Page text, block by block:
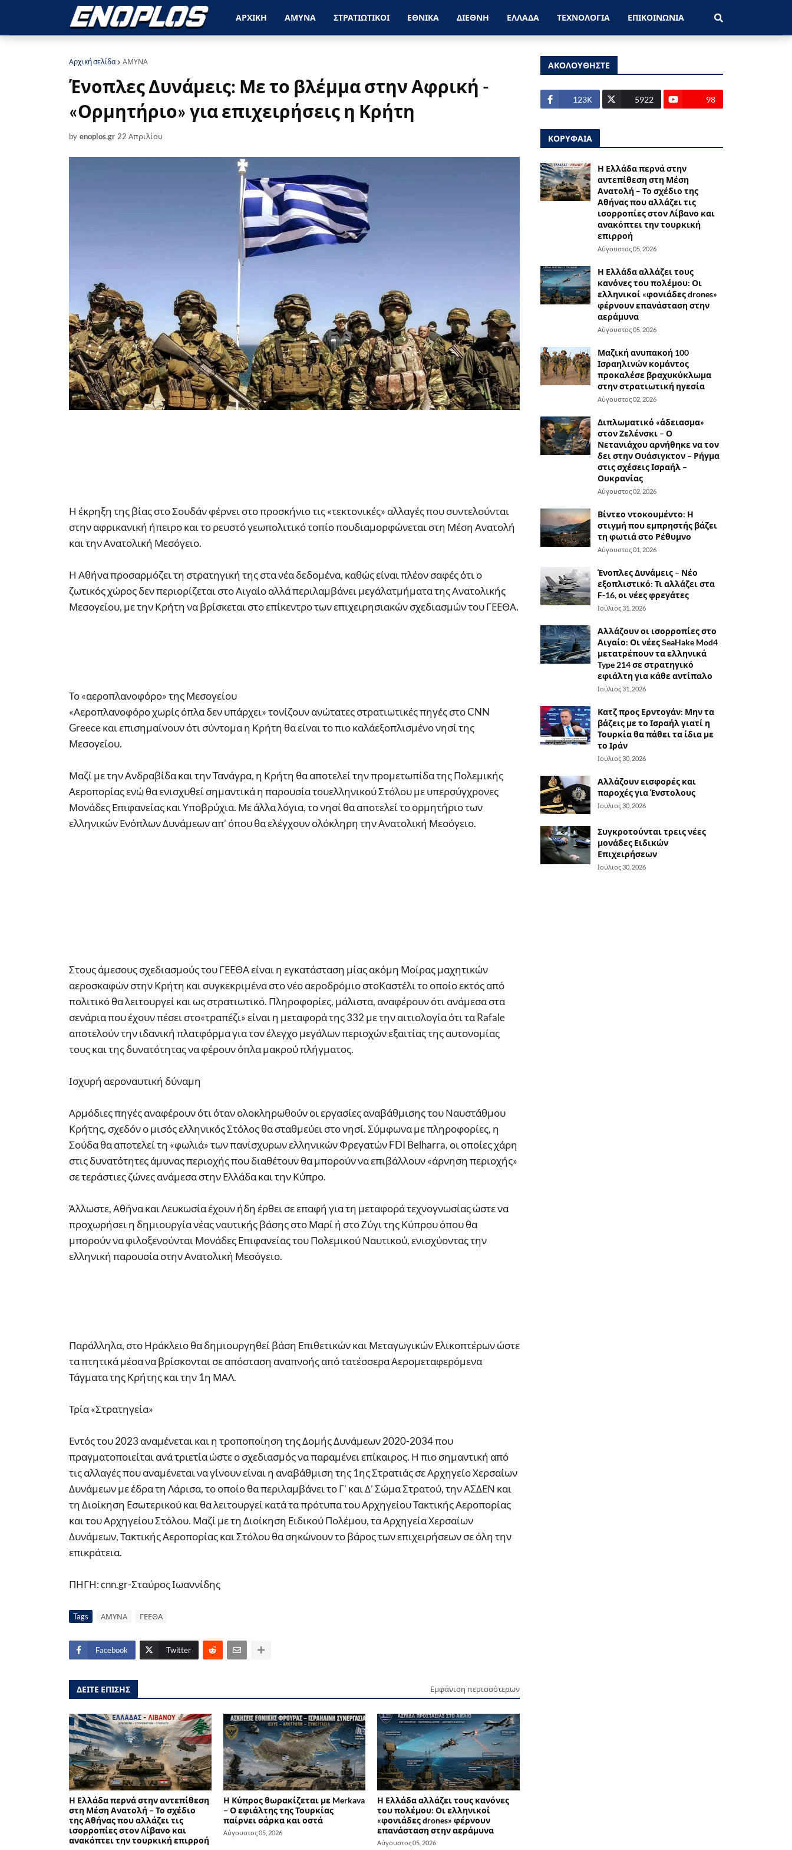
ΑΡΧΙΚΗ ΑΜΥΝΑ ΣΤΡΑΤΙΩΤΙΚΟΙ ΕΘΝΙΚΑ ΔΙΕΘΝΗ ΕΛΛΑΔΑ ΤΕΧΝΟΛΟΓΙΑ ΕΠΙΚΟΙΝΩΝΙΑ
Αρχική σελίδα ΑΜΥΝΑ
Ένοπλες Δυνάμεις: Με το βλέμμα στην Αφρική -
«Ορμητήριο» για επιχειρήσεις η Κρήτη
by enoplos.gr 22 Απριλίου
Η έκρηξη της βίας στο Σουδάν φέρνει στο προσκήνιο τις «τεκτονικές» αλλαγές που συντελούνται
στην αφρικανική ήπειρο και το ρευστό γεωπολιτικό τοπίο πουδιαμορφώνεται στη Μέση Ανατολή
και την Ανατολική Μεσόγειο.
Η Αθήνα προσαρμόζει τη στρατηγική της στα νέα δεδομένα, καθώς είναι πλέον σαφές ότι ο
ζωτικός χώρος δεν περιορίζεται στο Αιγαίο αλλά περιλαμβάνει μεγάλατμήματα της Ανατολικής
Μεσογείου, με την Κρήτη να βρίσκεται στο επίκεντρο των επιχειρησιακών σχεδιασμών του ΓΕΕΘΑ.
Το «αεροπλανοφόρο» της Μεσογείου
«Αεροπλανοφόρο χωρίς όπλα δεν υπάρχει» τονίζουν ανώτατες στρατιωτικές πηγές στο CNN
Greece και επισημαίνουν ότι σύντομα η Κρήτη θα είναι το πιο καλάεξοπλισμένο νησί της
Μεσογείου.
Μαζί με την Ανδραβίδα και την Τανάγρα, η Κρήτη θα αποτελεί την προμετωπίδα της Πολεμικής
Αεροπορίας ενώ θα ενισχυθεί σημαντικά η παρουσία τουελληνικού Στόλου με υπερσύγχρονες
Μονάδες Επιφανείας και Υποβρύχια. Με άλλα λόγια, το νησί θα αποτελεί το ορμητήριο των
ελληνικών Ενόπλων Δυνάμεων απ’ όπου θα ελέγχουν ολόκληρη την Ανατολική Μεσόγειο.
Στους άμεσους σχεδιασμούς του ΓΕΕΘΑ είναι η εγκατάσταση μίας ακόμη Μοίρας μαχητικών
αεροσκαφών στην Κρήτη και συγκεκριμένα στο νέο αεροδρόμιο στοΚαστέλι το οποίο εκτός από
πολιτικό θα λειτουργεί και ως στρατιωτικό. Πληροφορίες, μάλιστα, αναφέρουν ότι ανάμεσα στα
σενάρια που έχουν πέσει στο«τραπέζι» είναι η μεταφορά της 332 με την αιτιολογία ότι τα Rafale
αποτελούν την ιδανική πλατφόρμα για τον έλεγχο μεγάλων περιοχών εξαιτίας της αυτονομίας
τους και της δυνατότητας να φέρουν όπλα μακρού πλήγματος.
Ισχυρή αεροναυτική δύναμη
Αρμόδιες πηγές αναφέρουν ότι όταν ολοκληρωθούν οι εργασίες αναβάθμισης του Ναυστάθμου
Κρήτης, σχεδόν ο μισός ελληνικός Στόλος θα σταθμεύει στο νησί. Σύμφωνα με πληροφορίες, η
Σούδα θα αποτελεί τη «φωλιά» των πανίσχυρων ελληνικών Φρεγατών FDI Belharra, οι οποίες χάρη
στις δυνατότητες άμυνας περιοχής που διαθέτουν θα μπορούν να επιβάλλουν «άρνηση περιοχής»
σε τεράστιες ζώνες ανάμεσα στην Ελλάδα και την Κύπρο.
Άλλωστε, Αθήνα και Λευκωσία έχουν ήδη έρθει σε επαφή για τη μεταφορά τεχνογνωσίας ώστε να
προχωρήσει η δημιουργία νέας ναυτικής βάσης στο Μαρί ή στο Ζύγι της Κύπρου όπου θα
μπορούν να φιλοξενούνται Μονάδες Επιφανείας του Πολεμικού Ναυτικού, ενισχύοντας την
ελληνική παρουσία στην Ανατολική Μεσόγειο.
Παράλληλα, στο Ηράκλειο θα δημιουργηθεί βάση Επιθετικών και Μεταγωγικών Ελικοπτέρων ώστε
τα πτητικά μέσα να βρίσκονται σε απόσταση αναπνοής από τατέσσερα Αερομεταφερόμενα
Τάγματα της Κρήτης και την 1η ΜΑΛ.
Τρία «Στρατηγεία»
Εντός του 2023 αναμένεται και η τροποποίηση της Δομής Δυνάμεων 2020-2034 που
πραγματοποιείται ανά τριετία ώστε ο σχεδιασμός να παραμένει επίκαιρος. Η πιο σημαντική από
τις αλλαγές που αναμένεται να γίνουν είναι η αναβάθμιση της 1ης Στρατιάς σε Αρχηγείο Χερσαίων
Δυνάμεων με έδρα τη Λάρισα, το οποίο θα περιλαμβάνει το Γ’ και Δ’ Σώμα Στρατού, την ΑΣΔΕΝ και
τη Διοίκηση Εσωτερικού και θα λειτουργεί κατά τα πρότυπα του Αρχηγείου Τακτικής Αεροπορίας
και του Αρχηγείου Στόλου. Μαζί με τη Διοίκηση Ειδικού Πολέμου, τα Αρχηγεία Χερσαίων
Δυνάμεων, Τακτικής Αεροπορίας και Στόλου θα σηκώνουν το βάρος των επιχειρήσεων σε όλη την
επικράτεια.
ΠΗΓΗ: cnn.gr-Σταύρος Ιωαννίδης
Tags ΑΜΥΝΑ ΓΕΕΘΑ
Facebook Twitter
ΔΕΙΤΕ ΕΠΙΣΗΣ Εμφάνιση περισσότερων
Η Ελλάδα περνά στην αντεπίθεση
στη Μέση Ανατολή – Το σχέδιο
της Αθήνας που αλλάζει τις
ισορροπίες στον Λίβανο και
ανακόπτει την τουρκική επιρροή
Η Κύπρος θωρακίζεται με Merkava
– Ο εφιάλτης της Τουρκίας
παίρνει σάρκα και οστά
Αύγουστος 05, 2026
Η Ελλάδα αλλάζει τους κανόνες
του πολέμου: Οι ελληνικοί
«φονιάδες drones» φέρνουν
επανάσταση στην αεράμυνα
Αύγουστος 05, 2026
ΑΚΟΛΟΥΘΗΣΤΕ
123Κ 5922 98
ΚΟΡΥΦΑΙΑ
Η Ελλάδα περνά στην
αντεπίθεση στη Μέση
Ανατολή – Το σχέδιο της
Αθήνας που αλλάζει τις
ισορροπίες στον Λίβανο και
ανακόπτει την τουρκική
επιρροή
Αύγουστος 05, 2026
Η Ελλάδα αλλάζει τους
κανόνες του πολέμου: Οι
ελληνικοί «φονιάδες drones»
φέρνουν επανάσταση στην
αεράμυνα
Αύγουστος 05, 2026
Μαζική ανυπακοή 100
Ισραηλινών κομάντος
προκαλέσε βραχυκύκλωμα
στην στρατιωτική ηγεσία
Αύγουστος 02, 2026
Διπλωματικό «άδειασμα»
στον Ζελένσκι – Ο
Νετανιάχου αρνήθηκε να τον
δει στην Ουάσιγκτον – Ρήγμα
στις σχέσεις Ισραήλ –
Ουκρανίας
Αύγουστος 02, 2026
Βίντεο ντοκουμέντο: Η
στιγμή που εμπρηστής βάζει
τη φωτιά στο Ρέθυμνο
Αύγουστος 01, 2026
Ένοπλες Δυνάμεις – Νέο
εξοπλιστικό: Τι αλλάζει στα
F-16, οι νέες φρεγάτες
Ιούλιος 31, 2026
Αλλάζουν οι ισορροπίες στο
Αιγαίο: Οι νέες SeaHake Mod4
μετατρέπουν τα ελληνικά
Type 214 σε στρατηγικό
εφιάλτη για κάθε αντίπαλο
Ιούλιος 31, 2026
Κατζ προς Ερντογάν: Μην τα
βάζεις με το Ισραήλ γιατί η
Τουρκία θα πάθει τα ίδια με
το Ιράν
Ιούλιος 30, 2026
Αλλάζουν εισφορές και
παροχές για Ένστολους
Ιούλιος 30, 2026
Συγκροτούνται τρεις νέες
μονάδες Ειδικών
Επιχειρήσεων
Ιούλιος 30, 2026